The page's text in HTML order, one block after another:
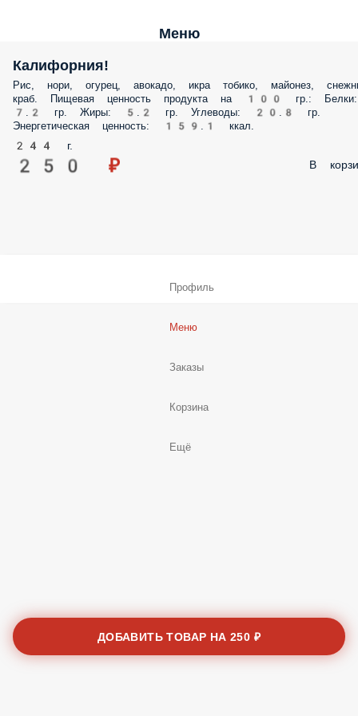
Меню
Калифорния!
Рис, нори, огурец, авокадо, икра тобико, майонез,
краб. Пищевая ценность продукта на 100 гр.: Белки:
7.2 гр. Жиры: 5.2 гр. Углеводы: 20.8 гр.
Энергетическая ценность: 159.1 ккал.
244 г.
250 ₽ В
ДОБАВИТЬ ТОВАР НА250 ₽
Профиль
Меню
Заказы
Корзина
Ещё